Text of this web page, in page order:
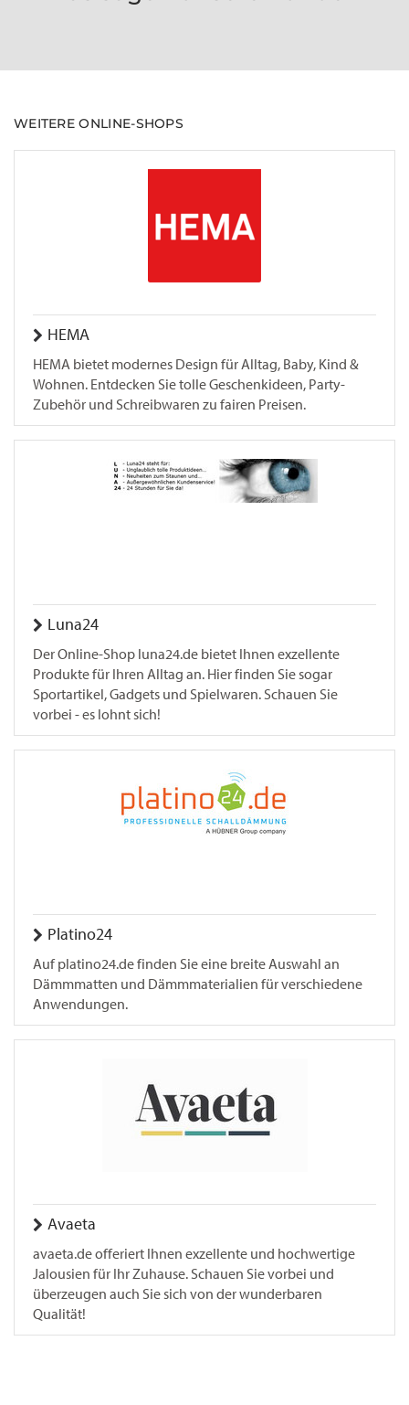
WEITERE ONLINE-SHOPS
HEMA
HEMA bietet modernes Design für Alltag, Baby, Kind &
Wohnen. Entdecken Sie tolle Geschenkideen, Party-
Zubehör und Schreibwaren zu fairen Preisen.
Luna24
Der Online-Shop luna24.de bietet Ihnen exzellente
Produkte für Ihren Alltag an. Hier finden Sie sogar
Sportartikel, Gadgets und Spielwaren. Schauen Sie
vorbei - es lohnt sich!
Platino24
Auf platino24.de finden Sie eine breite Auswahl an
Dämmmatten und Dämmmaterialien für verschiedene
Anwendungen.
Avaeta
avaeta.de offeriert Ihnen exzellente und hochwertige
Jalousien für Ihr Zuhause. Schauen Sie vorbei und
überzeugen auch Sie sich von der wunderbaren
Qualität!